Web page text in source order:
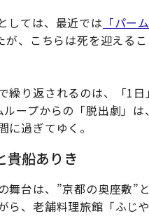
しては、最近では 「パー
、こちらは死を迎える
繰り返されるのは、「1
ープからの「脱出劇」
過ぎてゆく。
貴船ありき
舞台は、”京都の奥座敷
ら、老舗料理旅館「ふじ